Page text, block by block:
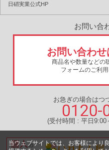
日硝実業公式HP
お問い合
お問い合わ
商品名や数量などの
フォームのご利
お急ぎの場合はつ
(受付時間 : 平日
当ウェブサイトでは、お客様により